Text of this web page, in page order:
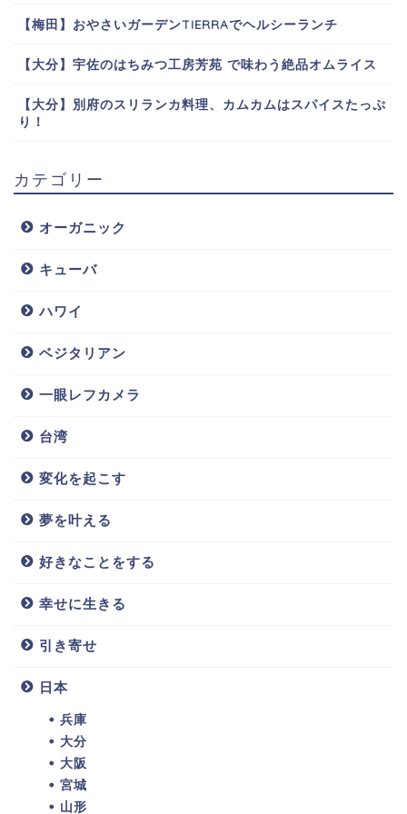
【梅田】おやさいガーデンTIERRAでヘルシーランチ
【大分】宇佐のはちみつ工房芳苑 で味わう絶品オムライス
【大分】別府のスリランカ料理、カムカムはスパイスたっぷ
り！
カテゴリー
オーガニック
キューバ
ハワイ
ベジタリアン
一眼レフカメラ
台湾
変化を起こす
夢を叶える
好きなことをする
幸せに生きる
引き寄せ
日本
兵庫
大分
大阪
宮城
山形